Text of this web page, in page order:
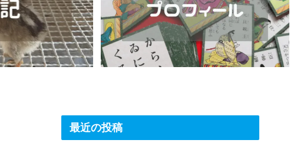
最近の投稿